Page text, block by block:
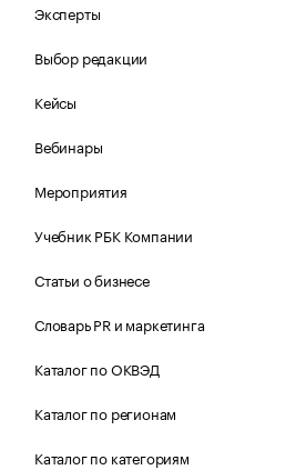
Эксперты
Выбор редакции
Кейсы
Вебинары
Мероприятия
Учебник РБК Компании
Статьи о бизнесе
Словарь PR и маркетинга
Каталог по ОКВЭД
Каталог по регионам
Каталог по категориям